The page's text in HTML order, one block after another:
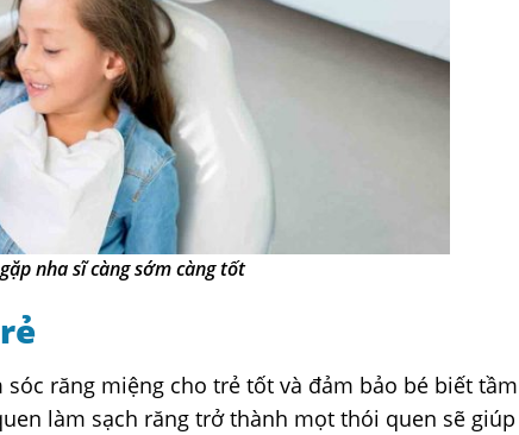
nha sĩ càng sớm càng tốt
răng miệng cho trẻ tốt và đảm bảo bé biết tầm
làm sạch răng trở thành mọt thói quen sẽ giúp